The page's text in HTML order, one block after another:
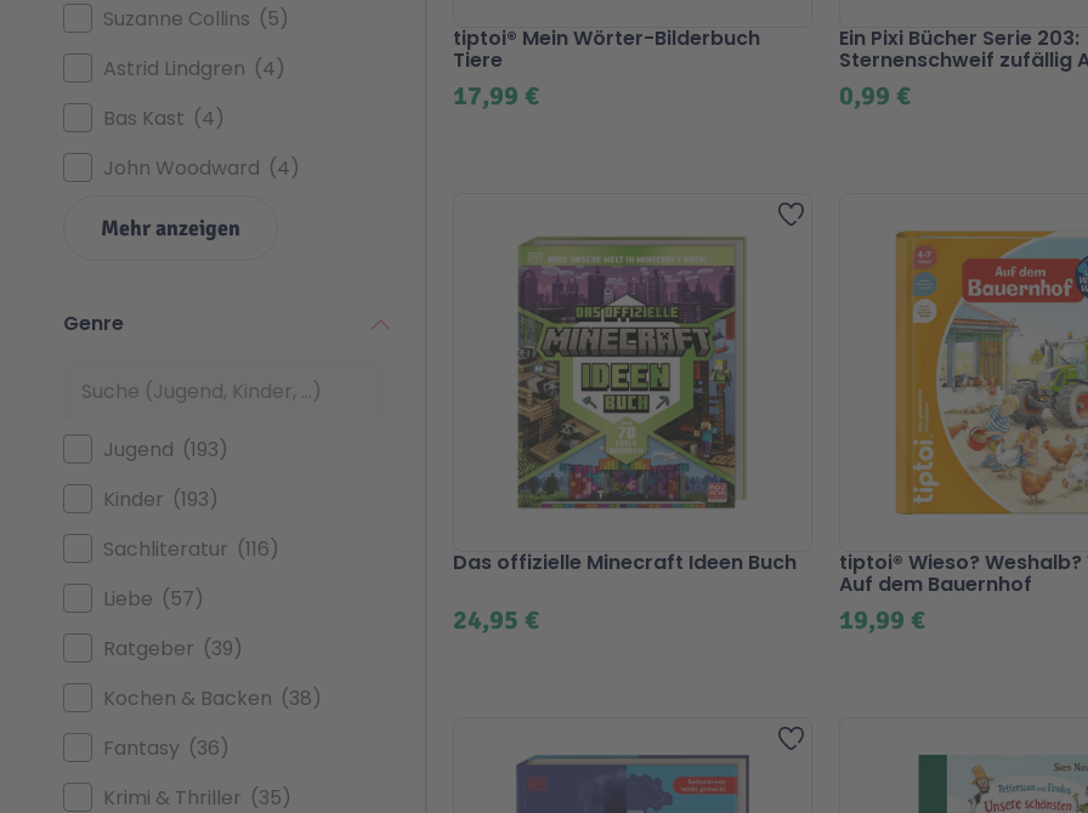
Suzanne Collins
5
Astrid Lindgren
4
Bas Kast
4
John Woodward
4
Mehr anzeigen
Genre
Jugend
193
Kinder
193
Sachliteratur
116
Liebe
57
Ratgeber
39
Kochen & Backen
38
Fantasy
36
Krimi & Thriller
35
17,99 €
tiptoi® Mein Wörter-Bilderbuch
Tiere
0,99 €
Ein Pixi Bücher Serie 203:
Sternenschweif zufällig
Zur Wunschliste hinzufügen
24,95 €
Das offizielle Minecraft Ideen Buch
19,99 €
tiptoi® Wieso? Weshalb?
Auf dem Bauernhof
Zur Wunschliste hinzufügen